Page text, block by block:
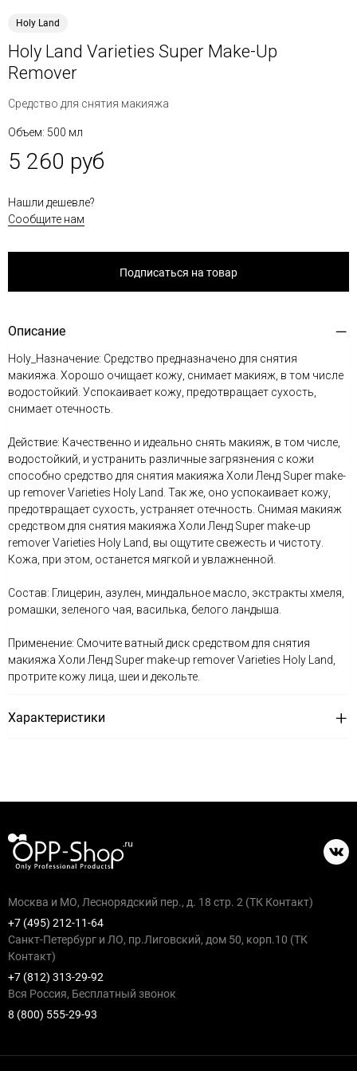
Holy Land
Holy Land Varieties Super Make-Up
Remover
Средство для снятия макияжа
Объем: 500 мл
5 260 руб
Нашли дешевле?
Сообщите нам
Подписаться на товар
Описание
Holy_Назначение: Средство предназначено для снятия
макияжа. Хорошо очищает кожу, снимает макияж, в том числе
водостойкий. Успокаивает кожу, предотвращает сухость,
снимает отечность.
Действие: Качественно и идеально снять макияж, в том числе,
водостойкий, и устранить различные загрязнения с кожи
способно средство для снятия макияжа Холи Ленд Super make-
up remover Varieties Holy Land. Так же, оно успокаивает кожу,
предотвращает сухость, устраняет отечность. Снимая макияж
средством для снятия макияжа Холи Ленд Super make-up
remover Varieties Holy Land, вы ощутите свежесть и чистоту.
Кожа, при этом, останется мягкой и увлажненной.
Состав: Глицерин, азулен, миндальное масло, экстракты хмеля,
ромашки, зеленого чая, василька, белого ландыша.
Применение: Смочите ватный диск средством для снятия
макияжа Холи Ленд Super make-up remover Varieties Holy Land,
протрите кожу лица, шеи и декольте.
Характеристики
Москва и МО, Леснорядский пер., д. 18 стр. 2 (ТК Контакт)
+7 (495) 212-11-64
Санкт-Петербург и ЛО, пр.Лиговский, дом 50, корп.10 (ТК
Контакт)
+7 (812) 313-29-92
Вся Россия, Бесплатный звонок
8 (800) 555-29-93